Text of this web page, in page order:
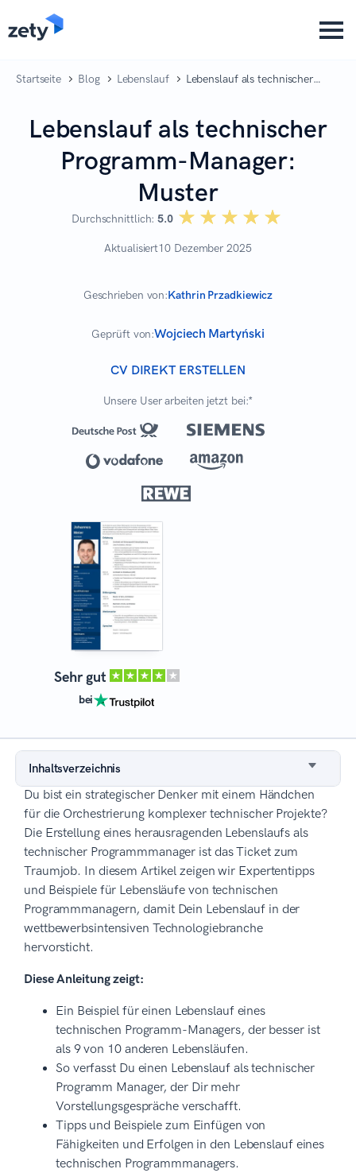
Startseite Blog Lebenslauf
Lebenslauf als technischer
Sehr gut
bei
Lebenslauf als technischer
Programm-Manager:
Muster
Durchschnittlich:5.0 ☆☆☆☆☆
★★★★★
Aktualisiert10 Dezember 2025
Geschrieben von:Kathrin Przadkiewicz
Geprüft von:Wojciech Martyński
CV DIREKT ERSTELLEN
Unsere User arbeiten jetzt bei:*
Inhaltsverzeichnis
Du bist ein strategischer Denker mit einem Händchen
für die Orchestrierung komplexer technischer Projekte?
Die Erstellung eines herausragenden Lebenslaufs als
technischer Programmmanager ist das Ticket zum
Traumjob. In diesem Artikel zeigen wir Expertentipps
und Beispiele für Lebensläufe von technischen
Programmmanagern, damit Dein Lebenslauf in der
wettbewerbsintensiven Technologiebranche
hervorsticht.
Diese Anleitung zeigt:
Ein Beispiel für einen Lebenslauf eines
technischen Programm-Managers, der besser ist
als 9 von 10 anderen Lebensläufen.
So verfasst Du einen Lebenslauf als technischer
Programm Manager, der Dir mehr
Vorstellungsgespräche verschafft.
Tipps und Beispiele zum Einfügen von
Fähigkeiten und Erfolgen in den Lebenslauf eines
technischen Programmmanagers.